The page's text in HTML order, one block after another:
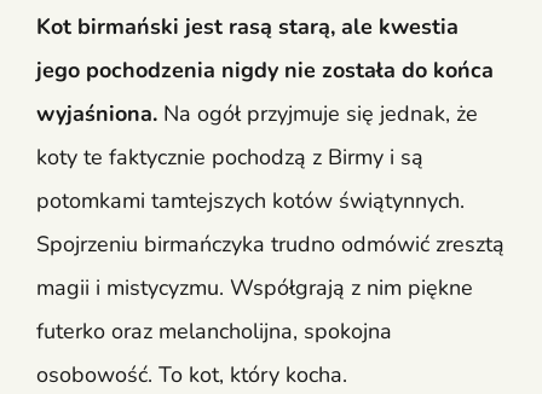
Kot birmański jest rasą starą, ale kwestia
jego pochodzenia nigdy nie została do końca
wyjaśniona. Na ogół przyjmuje się jednak, że
koty te faktycznie pochodzą z Birmy i są
potomkami tamtejszych kotów świątynnych.
Spojrzeniu birmańczyka trudno odmówić zresztą
magii i mistycyzmu. Współgrają z nim piękne
futerko oraz melancholijna, spokojna
osobowość. To kot, który kocha.